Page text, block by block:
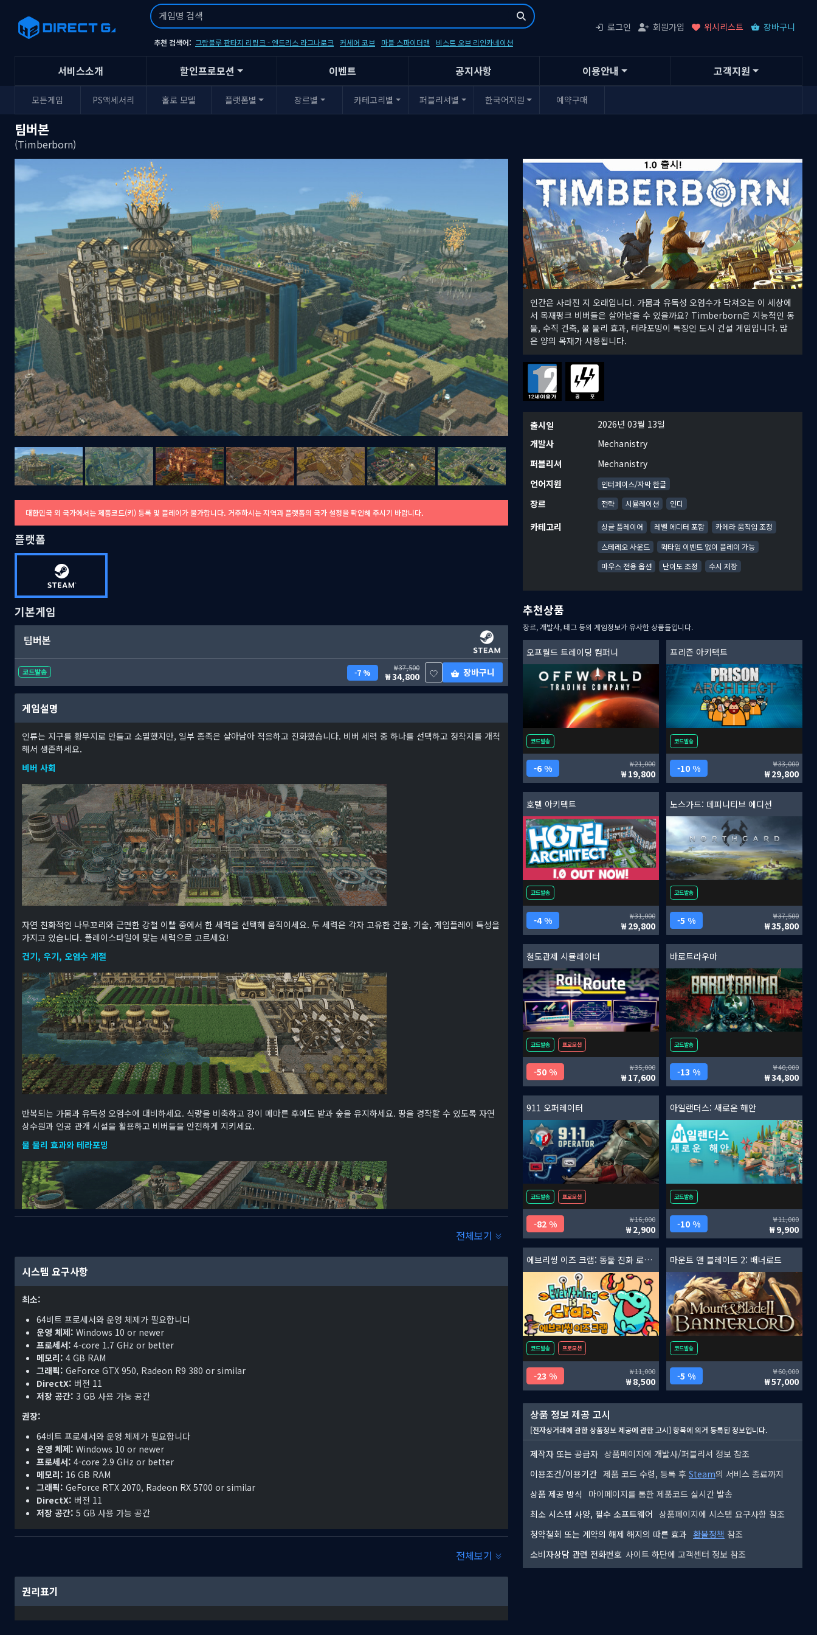
추천 검색어: 그랑블루 판타지 리링크 - 엔드리스 라그나로크 커세어 코브 마블 스파이더맨 비스트 오브 리인카네이션
로그인 회원가입 위시리스트 장바구니
서비스소개 할인프로모션 이벤트 공지사항 이용안내 고객지원
모든게임 PS액세서리 홀로 모델 플랫폼별 장르별 카테고리별 퍼블리셔별 한국어지원 예약구매
팀버본
(Timberborn)
대한민국 외 국가에서는 제품코드(키) 등록 및 플레이가 불가합니다. 거주하시는 지역과 플랫폼의 국가 설정을 확인해 주시기 바랍니다.
플랫폼
기본게임
팀버본
코드발송 7 % 37,500
34,800 장바구니
게임설명
인류는 지구를 황무지로 만들고 소멸했지만, 일부 종족은 살아남아 적응하고 진화했습니다. 비버 세력 중 하나를 선택하고 정착지를 개척
해서 생존하세요.
비버 사회
자연 친화적인 나무꼬리와 근면한 강철 이빨 중에서 한 세력을 선택해 움직이세요. 두 세력은 각자 고유한 건물, 기술, 게임플레이 특성을
가지고 있습니다. 플레이스타일에 맞는 세력으로 고르세요!
건기, 우기, 오염수 계절
반복되는 가뭄과 유독성 오염수에 대비하세요. 식량을 비축하고 강이 메마른 후에도 밭과 숲을 유지하세요. 땅을 경작할 수 있도록 자연
상수원과 인공 관개 시설을 활용하고 비버들을 안전하게 지키세요.
물 물리 효과와 테라포밍
비버의 공학 기술은 전설적입니다. Timberborn의 3D 물 물리 효과와 테라포밍이 있으면 여러분도 그렇게 할 수 있죠. 댐과 수문을 세
우고, 거대한 수도교를 건설하고, 폭발물로 운하를 파고 터널도 뚫고, 지형을 원하는 대로 재구성하세요.
수직 건축
게임의 독특한 수직 건축 시스템을 활용하세요. 공간이 제한되어 있으니 주택과 공장을 쌓아 올리세요. 또한 플랫폼과 다리를 건설하고,
정교한 전력망을 구축하고, 비버들이 집라인과 관로를 통해 빠르게 이동할 수 있게 도와주세요.
전체보기
시스템 요구사항
최소:
64비트 프로세서와 운영 체제가 필요합니다
운영 체제: Windows 10 or newer
프로세서: 4-core 1.7 GHz or better
메모리: 4 GB RAM
그래픽: GeForce GTX 950, Radeon R9 380 or similar
DirectX: 버전 11
저장 공간: 3 GB 사용 가능 공간
권장:
64비트 프로세서와 운영 체제가 필요합니다
운영 체제: Windows 10 or newer
프로세서: 4-core 2.9 GHz or better
메모리: 16 GB RAM
그래픽: GeForce RTX 2070, Radeon RX 5700 or similar
DirectX: 버전 11
저장 공간: 5 GB 사용 가능 공간
전체보기
권리표기
인간은 사라진 지 오래입니다. 가뭄과 유독성 오염수가 닥쳐오는 이 세상에
서 목재펑크 비버들은 살아남을 수 있을까요? Timberborn은 지능적인 동
물, 수직 건축, 물 물리 효과, 테라포밍이 특징인 도시 건설 게임입니다. 많
은 양의 목재가 사용됩니다.
출시일
2026년 03월 13일
개발사
Mechanistry
퍼블리셔
Mechanistry
언어지원
인터페이스/자막 한글
장르 전략 시뮬레이션 인디
카테고리 싱글 플레이어 레벨 에디터 포함
카메라 움직임 조정
스테레오 사운드
퀵타임 이벤트 없이 플레이 가능
마우스 전용 옵션
난이도 조정 수시 저장
추천상품
장르, 개발사, 태그 등의 게임정보가 유사한 상품들입니다.
오프월드 트레이딩 컴퍼니
코드발송
6 % 21,000
19,800
프리즌 아키텍트
코드발송
10 % 33,000
29,800
호텔 아키텍트
코드발송
4 % 31,000
29,800
노스가드: 데피니티브 에디션
코드발송
5 % 37,500
35,800
철도관제 시뮬레이터
코드발송 프로모션
50 % 35,000
17,600
바로트라우마
코드발송
13 % 40,000
34,800
911 오퍼레이터
코드발송 프로모션
82 % 16,000
2,900
아일랜더스: 새로운 해안
코드발송
10 % 11,000
9,900
에브리씽 이즈 크랩: 동물 진화 로그라이트
코드발송 프로모션
23 % 11,000
8,500
마운트 앤 블레이드 2: 배너로드
코드발송
5 % 60,000
57,000
상품 정보 제공 고시
[전자상거래에 관한 상품정보 제공에 관한 고시] 항목에 의거 등록된 정보입니다.
제작자 또는 공급자 상품페이지에 개발사/퍼블리셔 정보 참조
이용조건/이용기간 제품 코드 수령, 등록 후 Steam의 서비스 종료까지
상품 제공 방식
마이페이지를 통한 제품코드 실시간 발송
최소 시스템 사양, 필수 소프트웨어 상품페이지에 시스템 요구사항 참조
청약철회 또는 계약의 해제 해지의 따른 효과 환불정책 참조
소비자상담 관련 전화번호 사이트 하단에 고객센터 정보 참조